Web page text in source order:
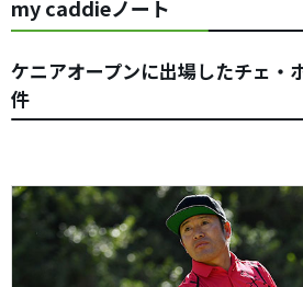
my caddieノート
ケニアオープンに出場したチェ・
件